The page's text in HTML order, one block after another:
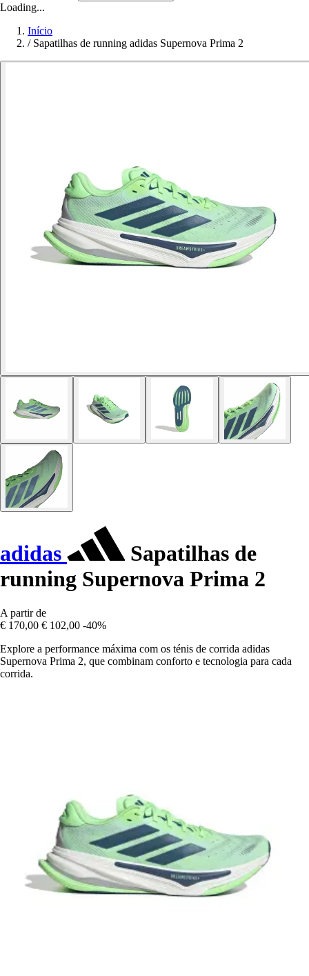
Loading...
Início
/ Sapatilhas de running adidas Supernova Prima 2
adidas
Sapatilhas de
running Supernova Prima 2
A partir de
€ 170,00 € 102,00 -40%
Explore a performance máxima com os ténis de corrida adidas
Supernova Prima 2, que combinam conforto e tecnologia para cada
corrida.